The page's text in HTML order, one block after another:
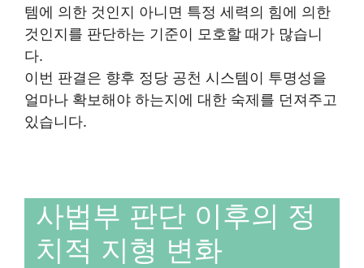
템에 의한 것인지 아니면 특정 세력의 힘에 의한
것인지를 판단하는 기준이 모호할 때가 많습니
다.
이번 판결은 향후 정당 공천 시스템이 투명성을
얼마나 확보해야 하는지에 대한 숙제를 던져주고
있습니다.
사법부 판단 이후의 정
치적 지형 변화